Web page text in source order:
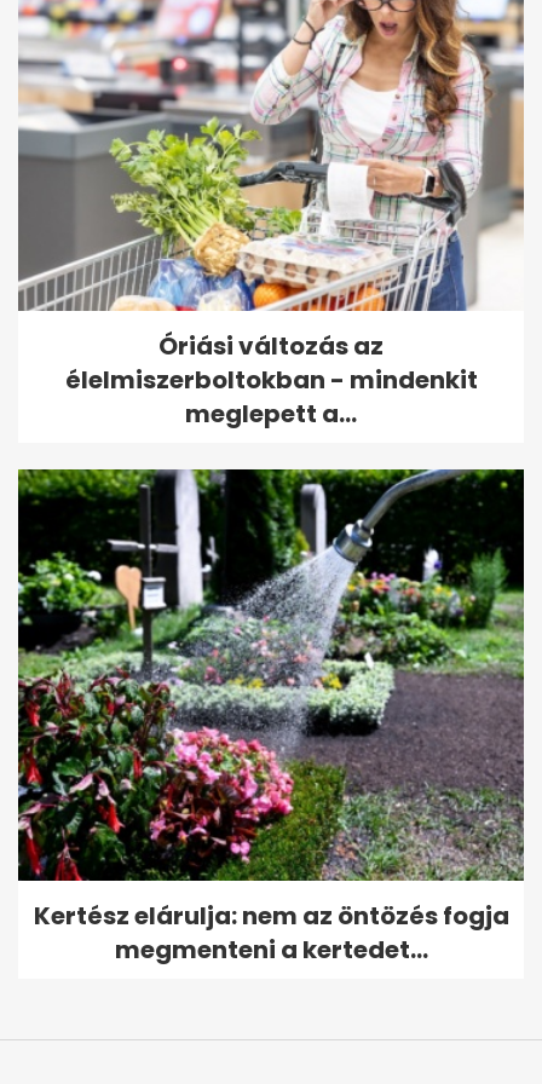
Óriási változás az
élelmiszerboltokban - mindenkit
meglepett a...
Kertész elárulja: nem az öntözés fogja
megmenteni a kertedet...